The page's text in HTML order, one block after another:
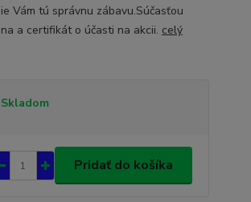
Vám tú správnu zábavu.Súčasťou
a certifikát o účasti na akcii. celý
Skladom
Pridať do košíka